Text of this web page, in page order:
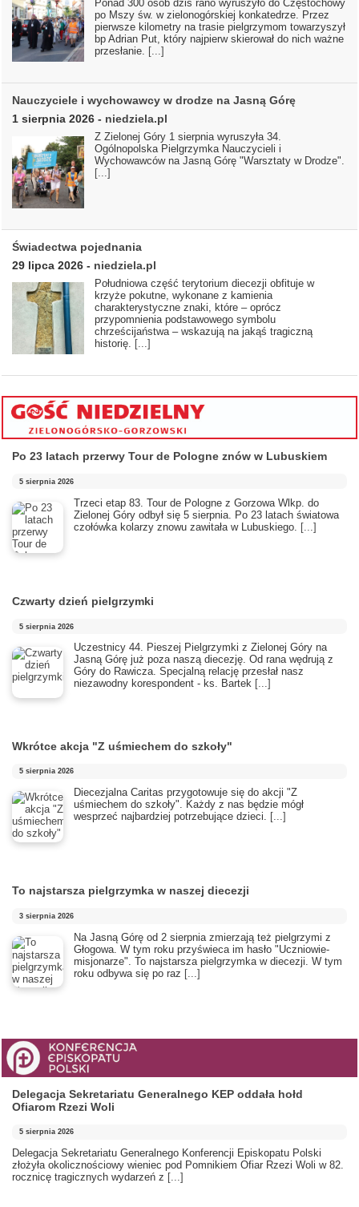
Ponad 300 osób dziś rano wyruszyło do Częstochowy
po Mszy św. w zielonogórskiej konkatedrze. Przez
pierwsze kilometry na trasie pielgrzymom towarzyszył
bp Adrian Put, który najpierw skierował do nich ważne
przesłanie. [...]
Nauczyciele i wychowawcy w drodze na Jasną Górę
1 sierpnia 2026 - niedziela.pl
Z Zielonej Góry 1 sierpnia wyruszyła 34.
Ogólnopolska Pielgrzymka Nauczycieli i
Wychowawców na Jasną Górę "Warsztaty w Drodze".
[...]
Świadectwa pojednania
29 lipca 2026 - niedziela.pl
Południowa część terytorium diecezji obfituje w
krzyże pokutne, wykonane z kamienia
charakterystyczne znaki, które – oprócz
przypomnienia podstawowego symbolu
chrześcijaństwa – wskazują na jakąś tragiczną
historię. [...]
Po 23 latach przerwy Tour de Pologne znów w Lubuskiem
5 sierpnia 2026
Trzeci etap 83. Tour de Pologne z Gorzowa Wlkp. do
Zielonej Góry odbył się 5 sierpnia. Po 23 latach światowa
czołówka kolarzy znowu zawitała w Lubuskiego. [...]
Czwarty dzień pielgrzymki
5 sierpnia 2026
Uczestnicy 44. Pieszej Pielgrzymki z Zielonej Góry na
Jasną Górę już poza naszą diecezję. Od rana wędrują z
Góry do Rawicza. Specjalną relację przesłał nasz
niezawodny korespondent - ks. Bartek [...]
Wkrótce akcja "Z uśmiechem do szkoły"
5 sierpnia 2026
Diecezjalna Caritas przygotowuje się do akcji "Z
uśmiechem do szkoły". Każdy z nas będzie mógł
wesprzeć najbardziej potrzebujące dzieci.
[...]
To najstarsza pielgrzymka w naszej diecezji
3 sierpnia 2026
​Na Jasną Górę od 2 sierpnia zmierzają też pielgrzymi z
Głogowa. W tym roku przyświeca im hasło "Uczniowie-
misjonarze". To najstarsza pielgrzymka w diecezji. W tym
roku odbywa się po raz [...]
Delegacja Sekretariatu Generalnego KEP oddała hołd
Ofiarom Rzezi Woli
5 sierpnia 2026
Delegacja Sekretariatu Generalnego Konferencji Episkopatu Polski
złożyła okolicznościowy wieniec pod Pomnikiem Ofiar Rzezi Woli w 82.
rocznicę tragicznych wydarzeń z [...]